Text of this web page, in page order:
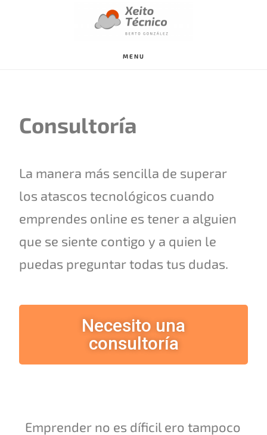
MENU
Consultoría
La manera más sencilla de superar
los atascos tecnológicos cuando
emprendes online es tener a alguien
que se siente contigo y a quien le
puedas preguntar todas tus dudas.
Necesito una
consultoría
Emprender no es díficil ero tampoco